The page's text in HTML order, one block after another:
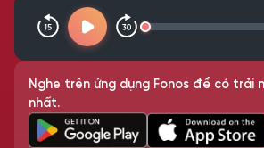
Nghe trên ứng dụng Fonos để có trải
nhất.